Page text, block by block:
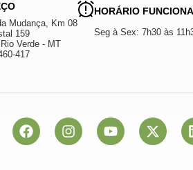
Mudança, Km 08
159
Verde - MT
417
HORÁRIO
Seg à Sex: 7h30 às